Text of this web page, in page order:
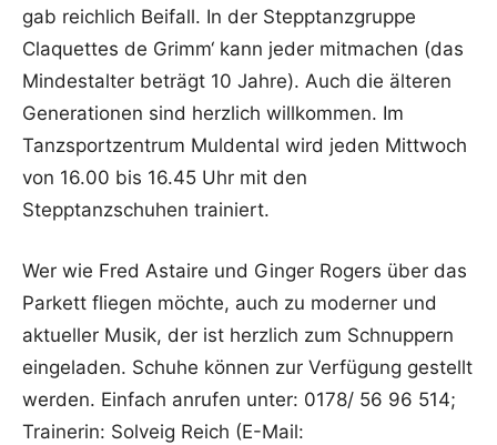
gab reichlich Beifall. In der Stepptanzgruppe
Claquettes de Grimm‘ kann jeder mitmachen (das
Mindestalter beträgt 10 Jahre). Auch die älteren
Generationen sind herzlich willkommen. Im
Tanzsportzentrum Muldental wird jeden Mittwoch
von 16.00 bis 16.45 Uhr mit den
Stepptanzschuhen trainiert.
Wer wie Fred Astaire und Ginger Rogers über das
Parkett fliegen möchte, auch zu moderner und
aktueller Musik, der ist herzlich zum Schnuppern
eingeladen. Schuhe können zur Verfügung gestellt
werden. Einfach anrufen unter: 0178/ 56 96 514;
Trainerin: Solveig Reich (E-Mail: